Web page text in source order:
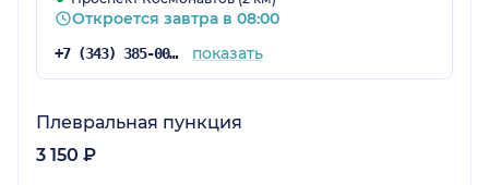
Откроется завтра в 08:00
+7 (343) 385-00-01 показать
Плевральная пункция
3 150 ₽